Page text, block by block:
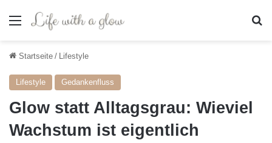
Menü
Startseite / Lifestyle
Lifestyle Gedankenfluss
Glow statt Alltagsgrau: Wieviel
Wachstum ist eigentlich